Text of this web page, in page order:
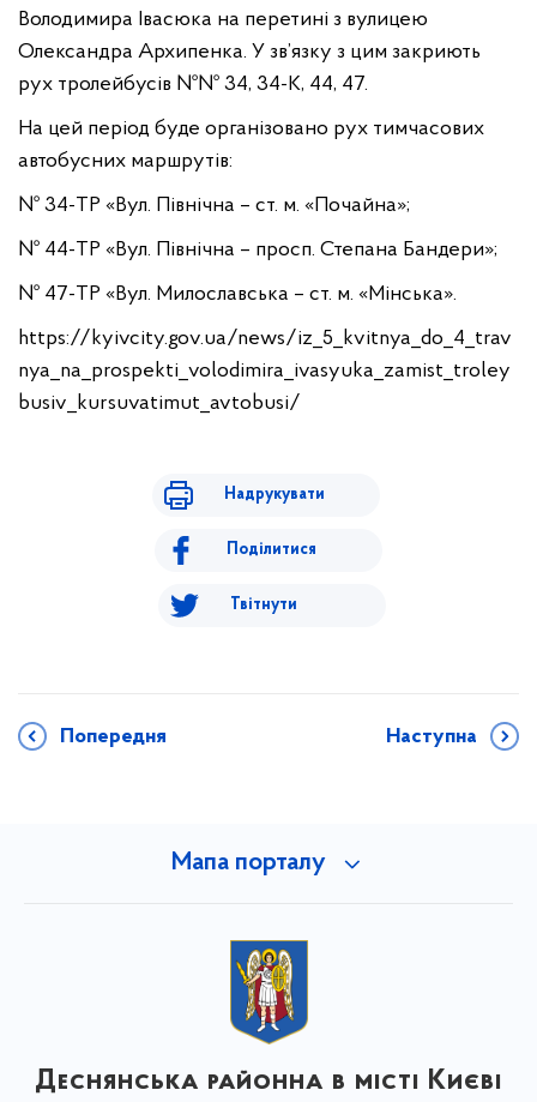
Володимира Івасюка на перетині з вулицею
Олександра Архипенка. У зв’язку з цим закриють
рух тролейбусів №№ 34, 34-К, 44, 47.
На цей період буде організовано рух тимчасових
автобусних маршрутів:
№ 34-ТР «Вул. Північна – ст. м. «Почайна»;
№ 44-ТР «Вул. Північна – просп. Степана Бандери»;
№ 47-ТР «Вул. Милославська – ст. м. «Мінська».
https://kyivcity.gov.ua/news/iz_5_kvitnya_do_4_trav
nya_na_prospekti_volodimira_ivasyuka_zamist_troley
busiv_kursuvatimut_avtobusi/
Надрукувати
Поділитися
Твітнути
Попередня Наступна
Мапа порталу
Деснянська районна в місті Києві